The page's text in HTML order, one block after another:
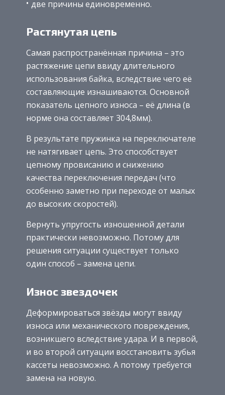
две причины единовременно.
Растянутая цепь
Самая распространённая причина – это
растяжение цепи ввиду длительного
использования байка, вследствие чего её
составляющие изнашиваются. Основной
показатель цепного износа – её длина (в
норме она составляет 304,8мм).
В результате пружинка на переключателе
не натягивает цепь. Это способствует
цепному провисанию и снижению
качества переключения передач (что
особенно заметно при переходе от малых
до высоких скоростей).
Вернуть упругость изношенной детали
практически невозможно. Потому для
решения ситуации существует только
один способ – замена цепи.
Износ звездочек
Деформироваться звёзды могут ввиду
износа или механического повреждения,
возникшего вследствие удара. И в первой,
и во второй ситуации восстановить зубья
кассеты невозможно. А потому требуется
замена на новую.